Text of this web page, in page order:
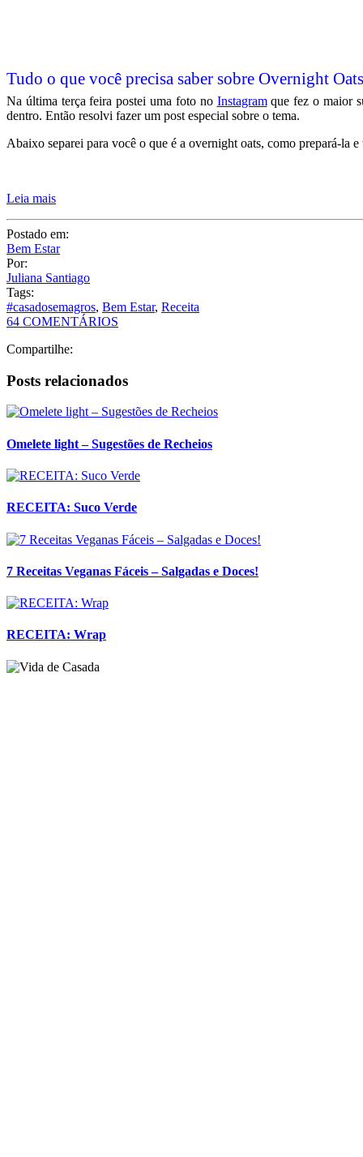
Tudo o que você precisa saber sobre Overnight Oats
Na última terça feira postei uma foto noInstagramque fez o maior
dentro. Então resolvi fazer um post especial sobre o tema.
Abaixo separei para você o que é a overnight oats, como prepará-la
Leia mais
Postado em:
Bem Estar
Por:
Juliana Santiago
Tags:
#casadosemagros,Bem Estar, Receita
64 COMENTÁRIOS
Compartilhe:
Posts relacionados
Omelete light – Sugestões de Recheios
RECEITA: Suco Verde
7 Receitas Veganas Fáceis – Salgadas e Doces!
RECEITA: Wrap